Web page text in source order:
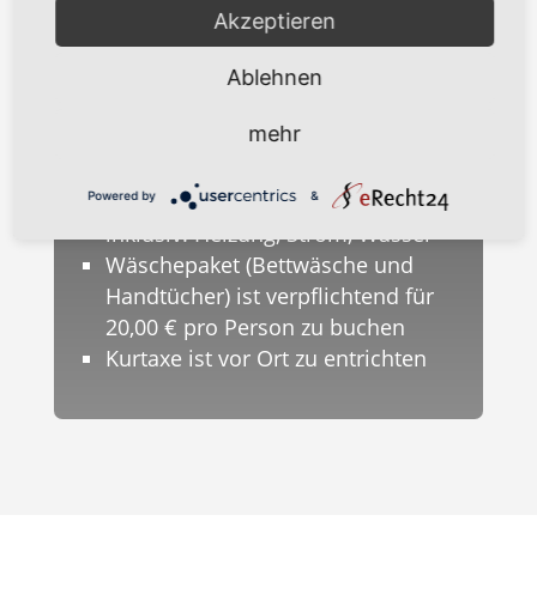
Endreinigung: 95,00 EUR
Hund pro Tag: 10,00 EUR (max. ein
Münz- Waschmaschine und -
Gäste nutzbar
inklusiv: Heizung, Strom, Wasser
Wäschepaket (Bettwäsche und
Handtücher) ist verpflichtend für
20,00 € pro Person zu buchen
Kurtaxe ist vor Ort zu entrichten
Akzeptieren
Ablehnen
mehr
Powered by &